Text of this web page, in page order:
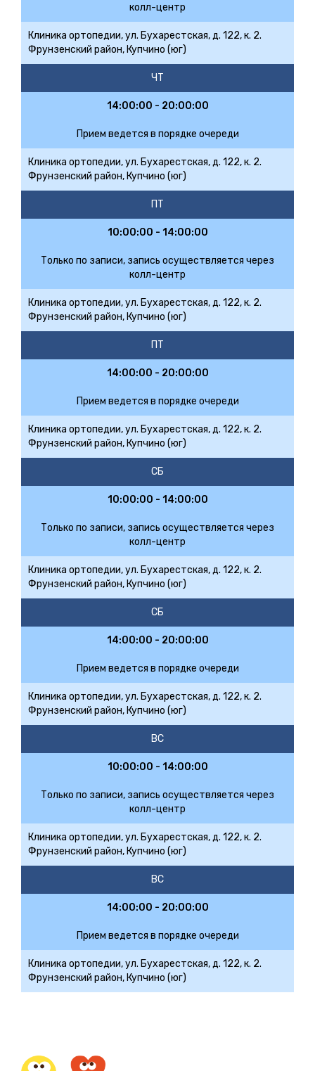
колл-центр
Клиника ортопедии, ул. Бухарестская, д. 122, к. 2.
Фрунзенский район, Купчино (юг)
ЧТ
14:00:00 - 20:00:00
Прием ведется в порядке очереди
Клиника ортопедии, ул. Бухарестская, д. 122, к. 2.
Фрунзенский район, Купчино (юг)
ПТ
10:00:00 - 14:00:00
Только по записи, запись осуществляется через
колл-центр
Клиника ортопедии, ул. Бухарестская, д. 122, к. 2.
Фрунзенский район, Купчино (юг)
ПТ
14:00:00 - 20:00:00
Прием ведется в порядке очереди
Клиника ортопедии, ул. Бухарестская, д. 122, к. 2.
Фрунзенский район, Купчино (юг)
СБ
10:00:00 - 14:00:00
Только по записи, запись осуществляется через
колл-центр
Клиника ортопедии, ул. Бухарестская, д. 122, к. 2.
Фрунзенский район, Купчино (юг)
СБ
14:00:00 - 20:00:00
Прием ведется в порядке очереди
Клиника ортопедии, ул. Бухарестская, д. 122, к. 2.
Фрунзенский район, Купчино (юг)
ВС
10:00:00 - 14:00:00
Только по записи, запись осуществляется через
колл-центр
Клиника ортопедии, ул. Бухарестская, д. 122, к. 2.
Фрунзенский район, Купчино (юг)
ВС
14:00:00 - 20:00:00
Прием ведется в порядке очереди
Клиника ортопедии, ул. Бухарестская, д. 122, к. 2.
Фрунзенский район, Купчино (юг)